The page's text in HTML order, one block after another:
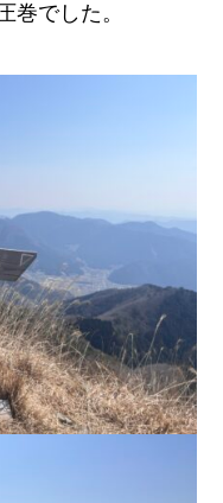
巻でした。